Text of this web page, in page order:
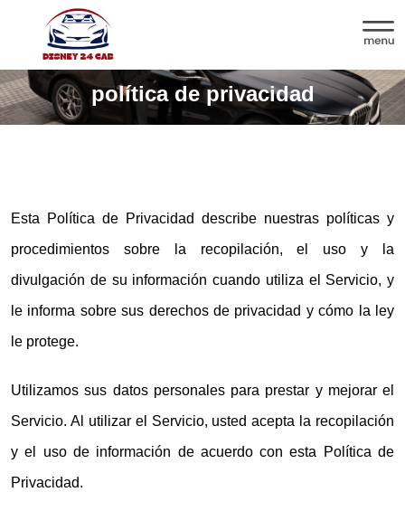
política de privacidad
Esta Política de Privacidad describe nuestras políticas y
procedimientos sobre la recopilación, el uso y la
divulgación de su información cuando utiliza el Servicio, y
le informa sobre sus derechos de privacidad y cómo la ley
le protege.
Utilizamos sus datos personales para prestar y mejorar el
Servicio. Al utilizar el Servicio, usted acepta la recopilación
y el uso de información de acuerdo con esta Política de
Privacidad.